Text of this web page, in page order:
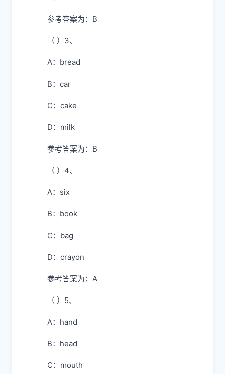
参考答案为：B
（ ）3、
A：bread
B：car
C：cake
D：milk
参考答案为：B
（ ）4、
A：six
B：book
C：bag
D：crayon
参考答案为：A
（ ）5、
A：hand
B：head
C：mouth